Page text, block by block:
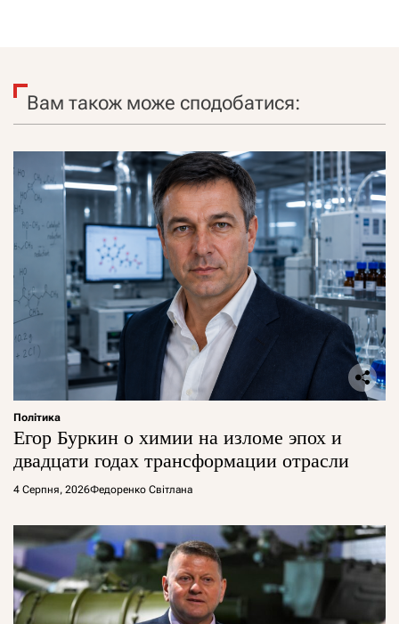
Вам також може сподобатися:
Політика
Егор Буркин о химии на изломе эпох и
двадцати годах трансформации отрасли
4 Серпня, 2026Федоренко Світлана